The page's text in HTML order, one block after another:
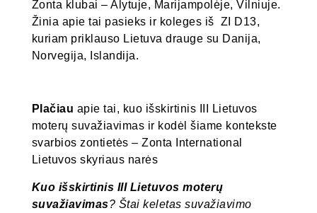
Zonta klubai – Alytuje, Marijampolėje, Vilniuje.
Žinia apie tai pasieks ir koleges iš ZI D13,
kuriam priklauso Lietuva drauge su Danija,
Norvegija, Islandija.
Plačiau apie tai, kuo išskirtinis III Lietuvos
moterų suvažiavimas ir kodėl šiame kontekste
svarbios zontietės – Zonta International
Lietuvos skyriaus narės
Kuo išskirtinis III Lietuvos moterų
suvažiavimas? Štai keletas suvažiavimo